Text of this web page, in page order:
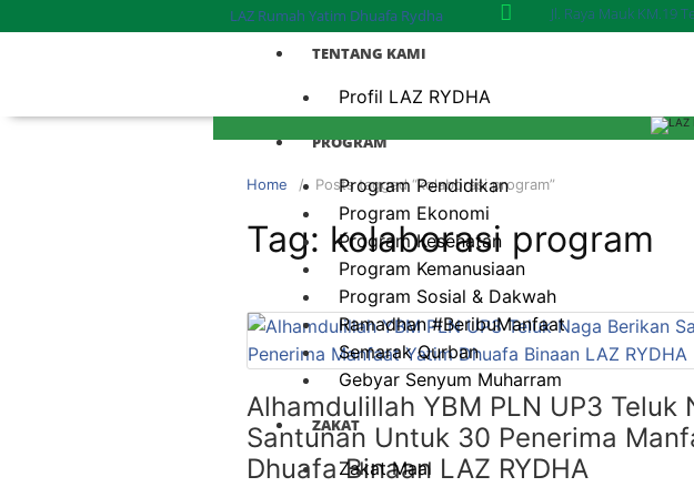
LAZ Rumah Yatim Dhuafa Rydha Jl. Raya Mauk KM.19
TENTANG KAMI
Profil LAZ RYDHA
PROGRAM
Program Pendidikan
Program Ekonomi
Program Kesehatan
Program Kemanusiaan
Program Sosial & Dakwah
Ramadhan #BeribuManfaat
Semarak Qurban
Gebyar Senyum Muharram
ZAKAT
Zakat Maal
Home Posts tagged “kolaborasi program”
Tag: kolaborasi program
Alhamdulillah YBM PLN UP3 Teluk
Santunan Untuk 30 Penerima
Dhuafa Binaan LAZ RYDHA